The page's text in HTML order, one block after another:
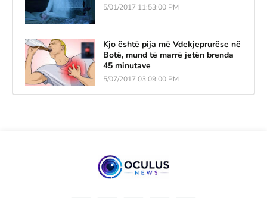
5/01/2017 11:53:00 PM
Kjo është pija më Vdekjeprurëse në
Botë, mund të marrë jetën brenda
45 minutave
5/07/2017 03:09:00 PM